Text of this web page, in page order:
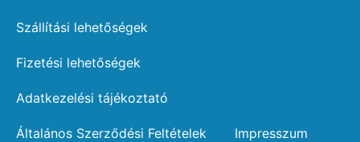
Szállítási lehetőségek
Fizetési lehetőségek
Adatkezelési tájékoztató
Általános Szerződési Feltételek Impresszum